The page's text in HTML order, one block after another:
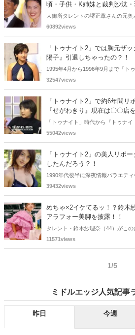
頃・子供・K姉妹と裁判沙汰・
大御所タレントの堺正章さんの元奥
の姪で知られる岡田美里さん。近年
60892views
「トゥナイト2」では胸元ザ
陽子』引退しちゃったの？！
1995年4月から1996年9月まで「ト
子さん、グラマラスな衣裳を身にま
した・・・。
32547views
「トゥナイト2」で約6年間リ
『せがわきり』現在は〇〇店
「トゥナイト」時代から『トゥナ
ポーターとして活躍されていた「せ
ると言う・・・。
55042views
「トゥナイト2」の美人リポ
したんだろう？！
1990年代後半に深夜情報バラエテ
を務め各現場から情報を提供してく
きました。何があったのでしょうか？
39432views
めちゃ×2イケてるッ！？鈴木
アラフォー美脚を披露！！
タレント・鈴木紗理奈（44）がこ
超ミニスカドレス＆美脚を披露し、
11571views
1/5
ミドルエッジ人気記事
昨日 今週